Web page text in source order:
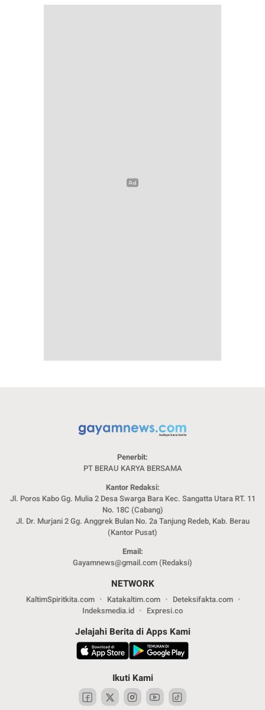
Penerbit:
PT BERAU KARYA BERSAMA
Kantor Redaksi:
Jl. Poros Kabo Gg. Mulia 2 Desa Swarga Bara Kec. Sangatta Utara RT. 11
No. 18C (Cabang)
Jl. Dr. Murjani 2 Gg. Anggrek Bulan No. 2a Tanjung Redeb, Kab. Berau
(Kantor Pusat)
Email:
Gayamnews@gmail.com (Redaksi)
NETWORK
KaltimSpiritkita.com Katakaltim.com
Deteksifakta.com
Indeksmedia.id
Expresi.co
Jelajahi Berita di Apps Kami
Ikuti Kami